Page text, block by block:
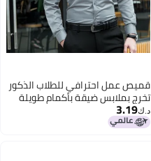
5
قميص عمل احترافي للطلاب الذكور
تخرج بملابس ضيقة بأكمام طويلة
قميص أبيض مقاس كبير unisex
د.ك‏3.19